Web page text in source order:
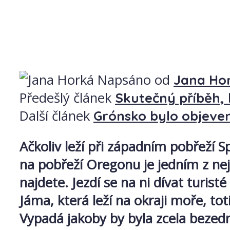
Napsáno od Jana
Předešlý článek Skutečný
Další článek Grónsko bylo
Ačkoliv leží při západním pobřeží
na pobřeží Oregonu je jedním z
najdete. Jezdí se na ni dívat
Jáma, která leží na okraji moře,
Vypadá jakoby by byla zcela